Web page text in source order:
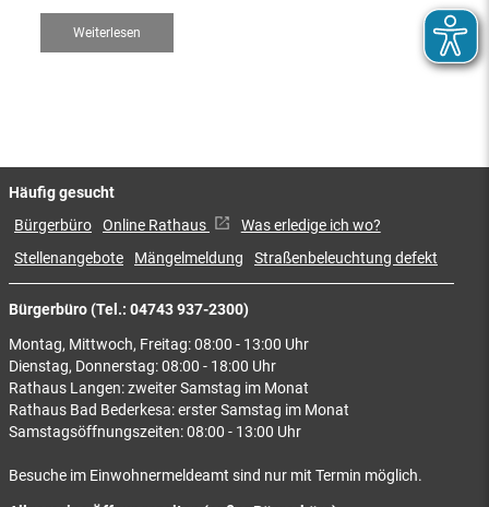
Weiterlesen
Bürgerbüro (Tel.: 04743 937-2300)
Montag, Mittwoch, Freitag: 08:00 - 13:00 Uhr
Dienstag, Donnerstag: 08:00 - 18:00 Uhr
Rathaus Langen: zweiter Samstag im Monat
Rathaus Bad Bederkesa: erster Samstag im Monat
Samstagsöffnungszeiten: 08:00 - 13:00 Uhr
Besuche im Einwohnermeldeamt sind nur mit Termin möglich.
Häufig gesucht
Bürgerbüro Online Rathaus
Was erledige ich wo?
Stellenangebote
Mängelmeldung Straßenbeleuchtung defekt